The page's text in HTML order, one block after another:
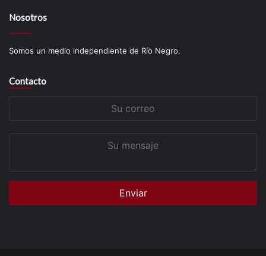
Nosotros
Somos un medio independiente de Río Negro.
Contacto